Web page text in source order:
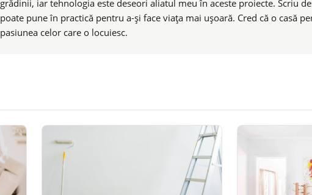
grădinii, iar tehnologia este deseori aliatul meu în aceste proiecte. Scriu
poate pune în practică pentru a-și face viața mai ușoară. Cred că o casă
pasiunea celor care o locuiesc.